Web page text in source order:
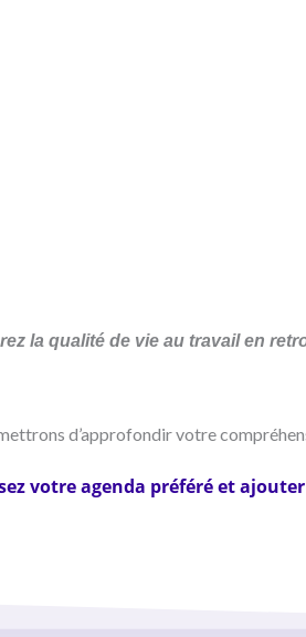
la qualité de vie au travail en
d’approfondir votre
votre agenda préféré et